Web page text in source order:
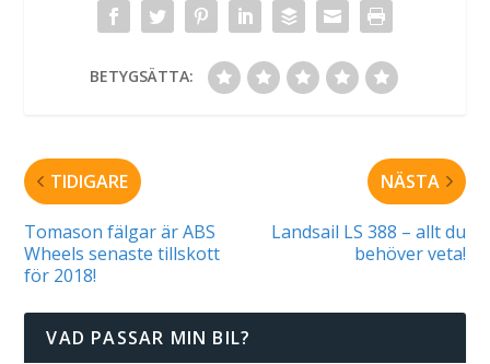
BETYGSÄTTA:
TIDIGARE
Tomason fälgar är ABS
Wheels senaste tillskott
för 2018!
NÄSTA
Landsail LS 388 – allt du
behöver veta!
VAD PASSAR MIN BIL?